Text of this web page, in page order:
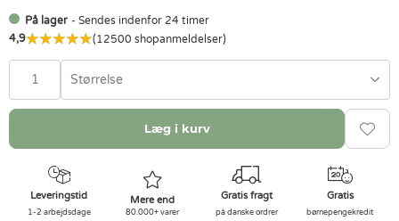
På lager - Sendes indenfor 24 timer
4,9
(12500 shopanmeldelser)
Størrelse
Læg i kurv
Leveringstid
1-2 arbejdsdage
Mere end
80.000+ varer
Gratis fragt
på danske ordrer
Gratis
børnepengekredit